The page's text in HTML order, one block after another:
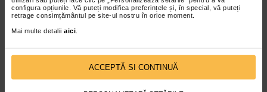
configura opțiunile. Vă puteți modifica preferințele și, în special, vă puteți
retrage consimțământul pe site-ul nostru în orice moment.
Mai multe detalii aici
ACCEPTĂ SI CONTINUĂ
Timp de citire:4 minute, 32 secunde
Multi oameni au experimentat macar o data
dupa masa o senzatie de prea plin, chiar si